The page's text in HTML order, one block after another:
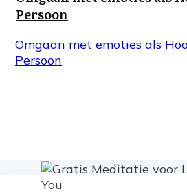
Persoon
Omgaan met emoties als
Persoon